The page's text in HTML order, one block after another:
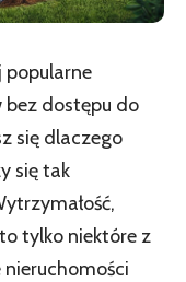
bez dostępu do
się dlaczego
się tak
tylko niektóre z